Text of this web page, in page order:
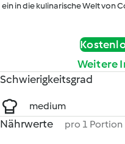
ein in die kulinarische Welt von
Weitere
Schwierigkeitsgrad
medium
Nährwerte pro 1 Portion